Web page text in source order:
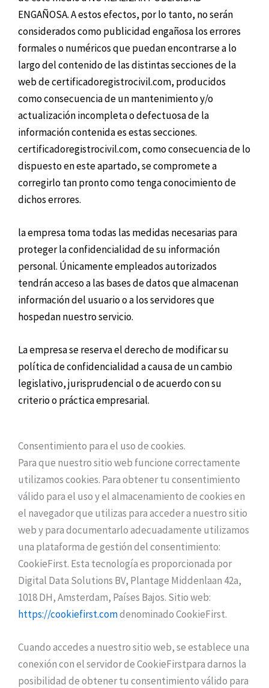
ENGAÑOSA. A estos efectos, por lo tanto, no serán
considerados como publicidad engañosa los errores
formales o numéricos que puedan encontrarse a lo
largo del contenido de las distintas secciones de la
web de certificadoregistrocivil.com, producidos
como consecuencia de un mantenimiento y/o
actualización incompleta o defectuosa de la
información contenida es estas secciones.
certificadoregistrocivil.com, como consecuencia de lo
dispuesto en este apartado, se compromete a
corregirlo tan pronto como tenga conocimiento de
dichos errores.
la empresa toma todas las medidas necesarias para
proteger la confidencialidad de su información
personal. Únicamente empleados autorizados
tendrán acceso a las bases de datos que almacenan
información del usuario o a los servidores que
hospedan nuestro servicio.
La empresa se reserva el derecho de modificar su
política de confidencialidad a causa de un cambio
legislativo, jurisprudencial o de acuerdo con su
criterio o práctica empresarial.
Consentimiento para el uso de cookies.
Para que nuestro sitio web funcione correctamente
utilizamos cookies. Para obtener tu consentimiento
válido para el uso y el almacenamiento de cookies en
el navegador que utilizas para acceder a nuestro sitio
web y para documentarlo adecuadamente utilizamos
una plataforma de gestión del consentimiento:
CookieFirst. Esta tecnología es proporcionada por
Digital Data Solutions BV, Plantage Middenlaan 42a,
1018 DH, Amsterdam, Países Bajos. Sitio web:
https://cookiefirst.comdenominado CookieFirst.
Cuando accedes a nuestro sitio web, se establece una
conexión con el servidor de CookieFirstpara darnos la
posibilidad de obtener tu consentimiento válido para